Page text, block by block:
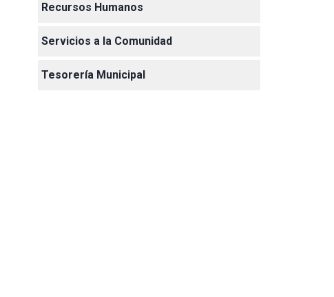
Recursos Humanos
Servicios a la Comunidad
Tesorería Municipal